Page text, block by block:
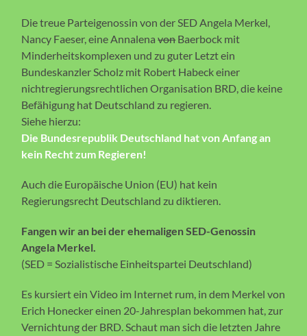
Die treue Parteigenossin von der SED Angela Merkel,
Nancy Faeser, eine AnnalenavonBaerbock mit
Minderheitskomplexen und zu guter Letzt ein
Bundeskanzler Scholz mit Robert Habeck einer
nichtregierungsrechtlichen Organisation BRD, die keine
Befähigung hat Deutschland zu regieren.
Siehe hierzu:
Die Bundesrepublik Deutschland hat von Anfang an
kein Recht zum Regieren!
Auch die Europäische Union (EU) hat kein
Regierungsrecht Deutschland zu diktieren.
Fangen wir an bei der ehemaligen SED-Genossin
Angela Merkel.
(SED = Sozialistische Einheitspartei Deutschland)
Es kursiert ein Video im Internet rum, in dem Merkel von
Erich Honecker einen 20-Jahresplan bekommen hat, zur
Vernichtung der BRD. Schaut man sich die letzten Jahre